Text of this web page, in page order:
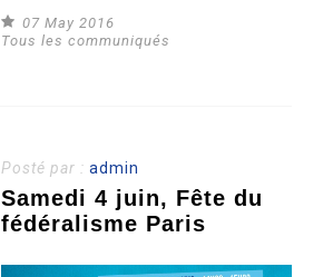
07 May 2016
Tous les communiqués
Posté par :admin
Samedi 4 juin, Fête du
fédéralisme Paris